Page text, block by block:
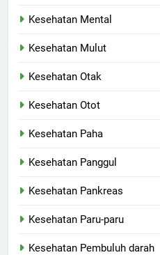
Kesehatan Mental
Kesehatan Mulut
Kesehatan Otak
Kesehatan Otot
Kesehatan Paha
Kesehatan Panggul
Kesehatan Pankreas
Kesehatan Paru-paru
Kesehatan Pembuluh darah